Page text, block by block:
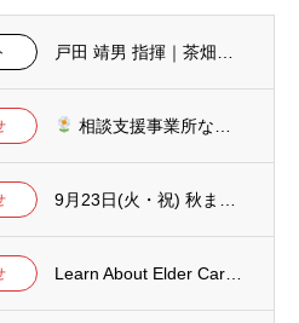
相談支援事業所なでしこよりご案内